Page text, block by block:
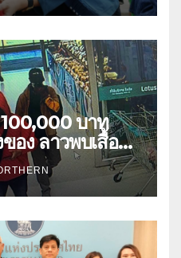
อง ลาวพบเสื้อผ้า
มเส้นทาง